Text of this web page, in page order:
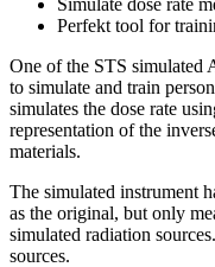
Simulate dose rate
Perfekt tool for
One of the STS simulated
to simulate and train
simulates the dose rate
representation of the
materials.
The simulated instrument
as the original, but only
simulated radiation
sources.